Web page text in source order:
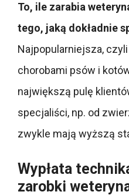
To, ile zarabia
tego, jaką dokładnie
Najpopularniejsza,
chorobami psów i
największą pulę
specjaliści, np. od
zwykle mają wyższą
Wypłata
zarobki